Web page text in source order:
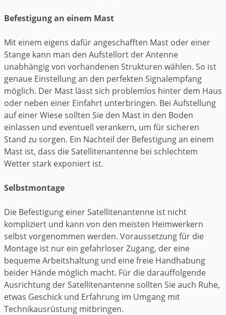
Befestigung an einem Mast
Mit einem eigens dafür angeschafften Mast oder einer
Stange kann man den Aufstellort der Antenne
unabhängig von vorhandenen Strukturen wählen. So ist
genaue Einstellung an den perfekten Signalempfang
möglich. Der Mast lässt sich problemlos hinter dem Haus
oder neben einer Einfahrt unterbringen. Bei Aufstellung
auf einer Wiese sollten Sie den Mast in den Boden
einlassen und eventuell verankern, um für sicheren
Stand zu sorgen. Ein Nachteil der Befestigung an einem
Mast ist, dass die Satellitenantenne bei schlechtem
Wetter stark exponiert ist.
Selbstmontage
Die Befestigung einer Satellitenantenne ist nicht
kompliziert und kann von den meisten Heimwerkern
selbst vorgenommen werden. Voraussetzung für die
Montage ist nur ein gefahrloser Zugang, der eine
bequeme Arbeitshaltung und eine freie Handhabung
beider Hände möglich macht. Für die darauffolgende
Ausrichtung der Satellitenantenne sollten Sie auch Ruhe,
etwas Geschick und Erfahrung im Umgang mit
Technikausrüstung mitbringen.